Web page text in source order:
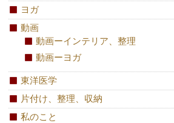
ヨガ
動画
動画ーインテリア、整理
動画ーヨガ
東洋医学
片付け、整理、収納
私のこと